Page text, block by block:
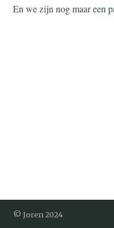
En we zijn nog maar een
© Joren 2024